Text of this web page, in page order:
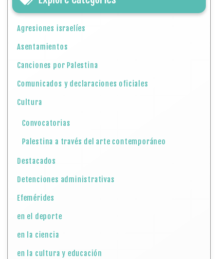
Agresiones israelíes
Asentamientos
Canciones por Palestina
Comunicados y declaraciones oficiales
Cultura
Convocatorias
Palestina a través del arte contemporáneo
Destacados
Detenciones administrativas
Efemérides
en el deporte
en la ciencia
en la cultura y educación